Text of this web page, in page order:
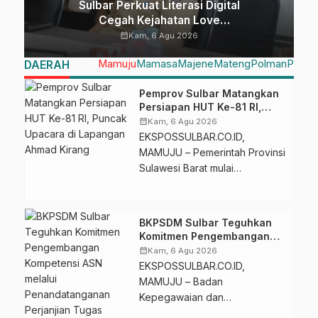
Sulbar Perkuat Literasi Digital
Cegah Kejahatan Love
Scamming
calendar_monthKam, 6 Agu 2026
DAERAH MamujuMamasaMajeneMatengPolman
Pemprov Sulbar Matangkan
Persiapan HUT Ke-81 RI,
Puncak Upacara di
Lapangan Ahmad Kirang
calendar_monthKam, 6 Agu 2026
EKSPOSSULBAR.CO.ID,
MAMUJU – Pemerintah Provinsi
Sulawesi Barat mulai
Republik Indonesia. Puncak
Upacara Detik-Detik
Proklamasi dijadwalkan
berlangsung di Lapangan
Ahmad Kirang, Mamuju, pada
BKPSDM Sulbar Teguhkan
Komitmen Pengembangan
Kompetensi ASN melalui
Penandatanganan
Perjanjian Tugas Belajar
calendar_monthKam, 6 Agu 2026
EKSPOSSULBAR.CO.ID,
MAMUJU – Badan
Kepegawaian dan